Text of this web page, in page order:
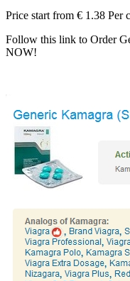
Price start from € 1.38 Per
Follow this link to Order
NOW!